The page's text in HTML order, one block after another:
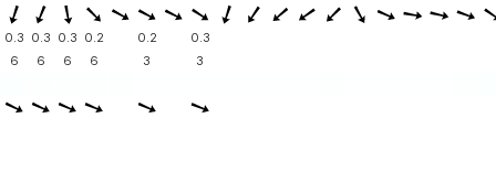
0.3 0.3 0.3 0.2 0.2
0.3
6
6 6 6 3 3